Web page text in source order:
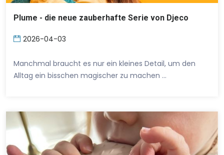
Plume - die neue zauberhafte Serie von Djeco
2026-04-03
Manchmal braucht es nur ein kleines Detail, um den
Alltag ein bisschen magischer zu machen …